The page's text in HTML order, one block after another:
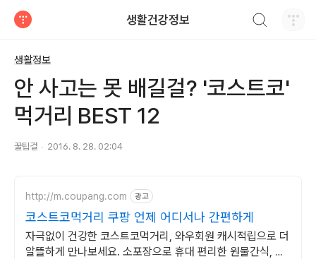
생활건강정보
생활정보
안 사고는 못 배길걸? '코스트코'
먹거리 BEST 12
꿀팁걸 2016. 8. 28. 02:04
http://m.coupang.com 광고
코스트코먹거리 쿠팡 언제 어디서나 간편하게
자극없이 건강한 코스트코먹거리, 와우회원 캐시적립으로 더
알뜰하게 만나보세요. 소포장으로 휴대 편리한 원물간식, 와